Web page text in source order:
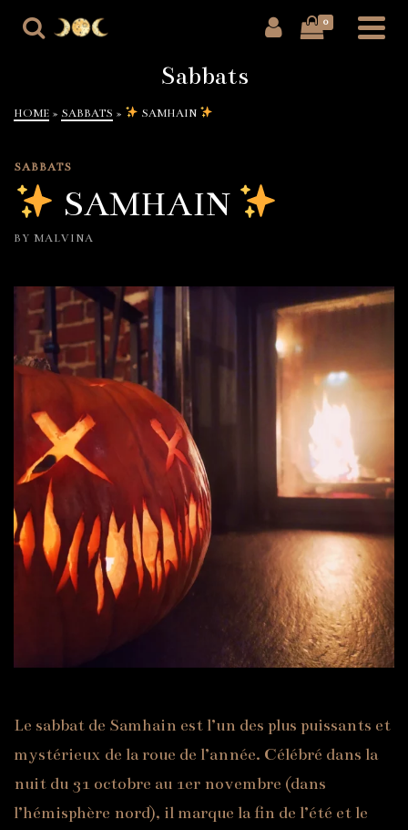
0
Sabbats
HOME » SABBATS » SAMHAIN
SABBATS
SAMHAIN
BY MALVINA
Le sabbat de Samhain est l’un des plus puissants et
mystérieux de la roue de l’année. Célébré dans la
nuit du 31 octobre au 1er novembre (dans
l’hémisphère nord), il marque la fin de l’été et le